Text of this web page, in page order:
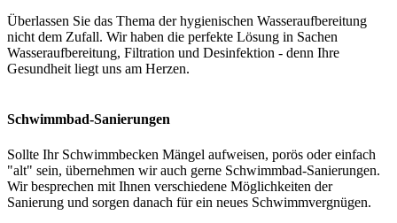
Überlassen Sie das Thema der hygienischen Wasseraufbereitung
nicht dem Zufall. Wir haben die perfekte Lösung in Sachen
Wasseraufbereitung, Filtration und Desinfektion - denn Ihre
Gesundheit liegt uns am Herzen.
Schwimmbad-Sanierungen
Sollte Ihr Schwimmbecken Mängel aufweisen, porös oder einfach
"alt" sein, übernehmen wir auch gerne Schwimmbad-Sanierungen.
Wir besprechen mit Ihnen verschiedene Möglichkeiten der
Sanierung und sorgen danach für ein neues Schwimmvergnügen.